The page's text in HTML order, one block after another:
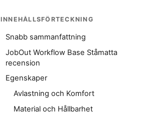
INNEHÅLLSFÖRTECKNING
Snabb sammanfattning
JobOut Workflow Base Ståmatta
recension
Egenskaper
Avlastning och Komfort
Material och Hållbarhet